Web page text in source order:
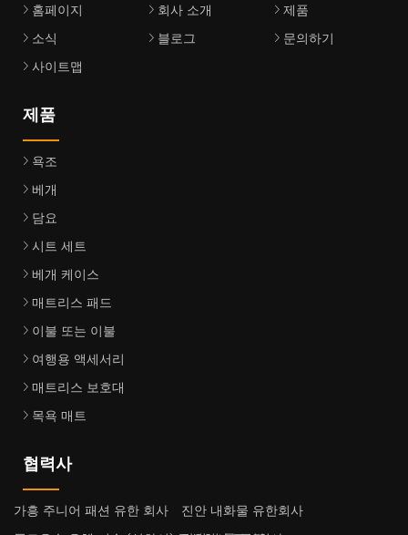
홈페이지 회사 소개
제품
소식
블로그
문의하기
사이트맵
제품
욕조
베개
담요
시트 세트
베개 케이스
매트리스 패드
이불 또는 이불
여행용 액세서리
매트리스 보호대
목욕 매트
협력사
가흥 주니어 패션 유한 회사
진안 내화물 유한회사